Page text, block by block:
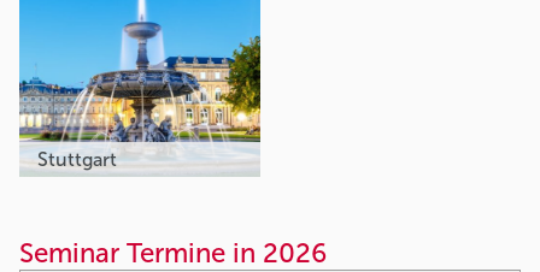
Stuttgart
Seminar Termine in 2026